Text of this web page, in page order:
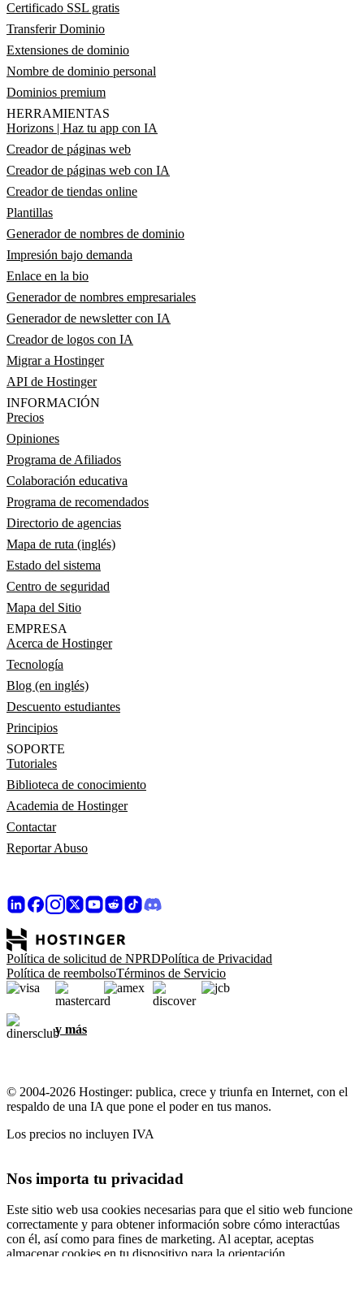
Certificado SSL gratis
Transferir Dominio
Extensiones de dominio
Nombre de dominio personal
Dominios premium
HERRAMIENTAS
Horizons | Haz tu app con IA
Creador de páginas web
Creador de páginas web con IA
Creador de tiendas online
Plantillas
Generador de nombres de dominio
Impresión bajo demanda
Enlace en la bio
Generador de nombres empresariales
Generador de newsletter con IA
Creador de logos con IA
Migrar a Hostinger
API de Hostinger
INFORMACIÓN
Precios
Opiniones
Programa de Afiliados
Colaboración educativa
Programa de recomendados
Directorio de agencias
Mapa de ruta (inglés)
Estado del sistema
Centro de seguridad
Mapa del Sitio
EMPRESA
Acerca de Hostinger
Tecnología
Blog (en inglés)
Descuento estudiantes
Principios
SOPORTE
Tutoriales
Biblioteca de conocimiento
Academia de Hostinger
Contactar
Reportar Abuso
Política de solicitud de NPRDPolítica de Privacidad
Política de reembolsoTérminos de Servicio
y más
© 2004-2026 Hostinger: publica, crece y triunfa en Internet, con el
respaldo de una IA que pone el poder en tus manos.
Los precios no incluyen IVA
Nos importa tu privacidad
Este sitio web usa cookies necesarias para que el sitio web funcione
correctamente y para obtener información sobre cómo interactúas
con él, así como para fines de marketing. Al aceptar, aceptas
almacenar cookies en tu dispositivo para la orientación,